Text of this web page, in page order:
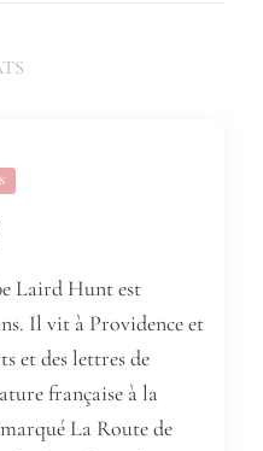
Laird Hunt est
Il vit à Providence et
et des lettres de
française à la
La Route de